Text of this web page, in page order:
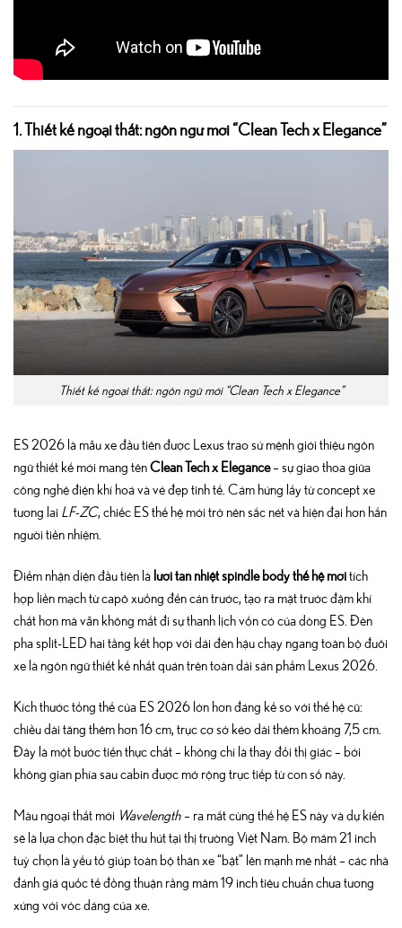
1. Thiết kế ngoại thất: ngôn ngữ mới “Clean Tech x Elegance”
Thiết kế ngoại thất: ngôn ngữ mới “Clean Tech x Elegance”
ES 2026 là mẫu xe đầu tiên được Lexus trao sứ mệnh giới thiệu ngôn
ngữ thiết kế mới mang tênClean Tech x Elegance– sự giao thoa giữa
công nghệ điện khí hoá và vẻ đẹp tinh tế. Cảm hứng lấy từ concept xe
tương lai LF-ZC, chiếc ES thế hệ mới trở nên sắc nét và hiện đại hơn hẳn
người tiền nhiệm.
Điểm nhận diện đầu tiên là lưới tản nhiệt spindle body thế hệ mớitích
hợp liền mạch từ capô xuống đến cản trước, tạo ra mặt trước đậm khí
chất hơn mà vẫn không mất đi sự thanh lịch vốn có của dòng ES. Đèn
pha split-LED hai tầng kết hợp với dải đèn hậu chạy ngang toàn bộ đuôi
xe là ngôn ngữ thiết kế nhất quán trên toàn dải sản phẩm Lexus 2026.
Kích thước tổng thể của ES 2026 lớn hơn đáng kể so với thế hệ cũ:
chiều dài tăng thêm hơn 16 cm, trục cơ sở kéo dài thêm khoảng 7,5 cm.
Đây là một bước tiến thực chất – không chỉ là thay đổi thị giác – bởi
không gian phía sau cabin được mở rộng trực tiếp từ con số này.
Màu ngoại thất mới Wavelength– ra mắt cùng thế hệ ES này và dự kiến
sẽ là lựa chọn đặc biệt thu hút tại thị trường Việt Nam. Bộ mâm 21 inch
tuỳ chọn là yếu tố giúp toàn bộ thân xe “bật” lên mạnh mẽ nhất – các nhà
đánh giá quốc tế đồng thuận rằng mâm 19 inch tiêu chuẩn chưa tương
xứng với vóc dáng của xe.